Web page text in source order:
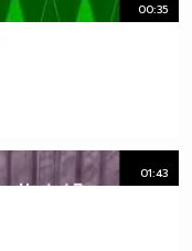
00:35
01:43